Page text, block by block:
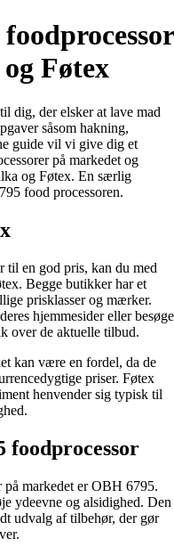
Føtex
dig, der elsker at lave mad
såsom hakning,
guide vil vi give dig et
på markedet og
og Føtex. En særlig
food processoren.
til en god pris, kan du med
Begge butikker har et
prisklasser og mærker.
hjemmesider eller besøge
over de aktuelle tilbud.
kan være en fordel, da de
priser. Føtex
henvender sig typisk til
foodprocessor
markedet er OBH 6795.
ydeevne og alsidighed. Den
udvalg af tilbehør, der gør